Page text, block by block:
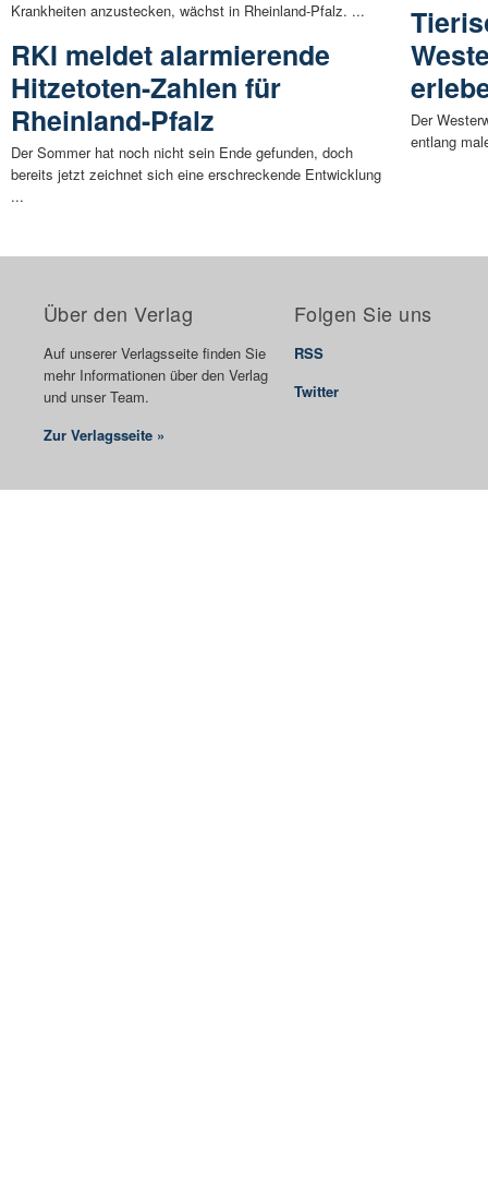
Krankheiten anzustecken, wächst in Rheinland-Pfalz. ...
RKI meldet alarmierende
Hitzetoten-Zahlen für
Rheinland-Pfalz
Der Sommer hat noch nicht sein Ende gefunden, doch
bereits jetzt zeichnet sich eine erschreckende Entwicklung
...
Der
entlang
Über den Verlag
Auf unserer Verlagsseite finden Sie
mehr Informationen über den Verlag
und unser Team.
Zur Verlagsseite »
Folgen Sie uns
RSS
Twitter